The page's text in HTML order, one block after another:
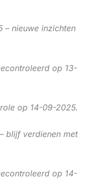
– nieuwe inzichten
op 13-
op 14-09-2025.
blijf verdienen met
op 14-